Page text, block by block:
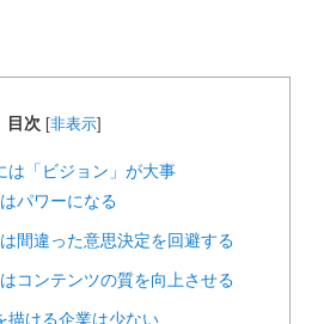
目次 非表示
は「ビジョン」が大事
パワーになる
間違った意思決定を回避する
コンテンツの質を向上させる
描ける企業は少ない